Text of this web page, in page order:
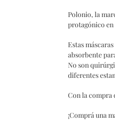
Polonio, la
protagónico en
Estas
absorbente
No son
diferentes
Con la compra
¡Comprá una